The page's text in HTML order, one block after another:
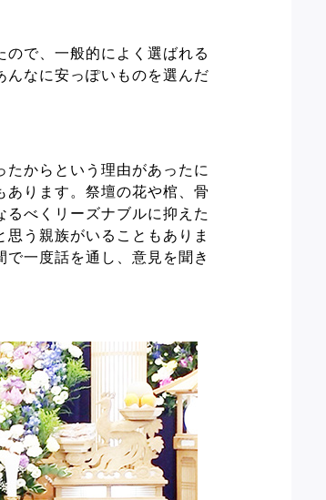
で、一般的によく選ばれる
んなに安っぽいものを選んだ
からという理由があったに
あります。祭壇の花や棺、骨
べくリーズナブルに抑えた
う親族がいることもありま
一度話を通し、意見を聞き